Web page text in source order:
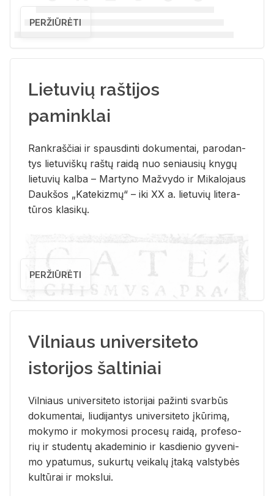
PERŽIŪRĖTI
Lietuvių raštijos
paminklai
Rank­raš­čiai ir spaus­din­ti do­ku­men­tai, pa­ro­dan­
tys lie­tu­viš­kų raš­tų rai­dą nuo se­niau­sių kny­gų
lie­tu­vių kal­ba – Mar­ty­no Ma­žvy­do ir Mi­ka­lo­jaus
Dauk­šos „Ka­te­kiz­mų“ – iki XX a. lie­tu­vių li­te­ra­
tū­ros kla­si­kų.
PERŽIŪRĖTI
Vilniaus universiteto
istorijos šaltiniai
Vil­niaus uni­ver­si­te­to is­to­ri­jai pa­žin­ti svar­būs
do­ku­men­tai, liu­di­jan­tys uni­ver­si­te­to įkū­ri­mą,
mo­ky­mo ir mo­ky­mo­si pro­ce­sų rai­dą, pro­fe­so­
rių ir stu­den­tų aka­de­mi­nio ir kas­die­nio gy­ve­ni­
mo ypa­tu­mus, su­kur­tų vei­ka­lų įta­ką vals­ty­bės
kul­tū­rai ir moks­lui.